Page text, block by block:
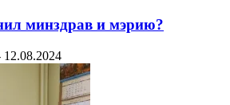
минздрав и мэрию?
12.08.2024